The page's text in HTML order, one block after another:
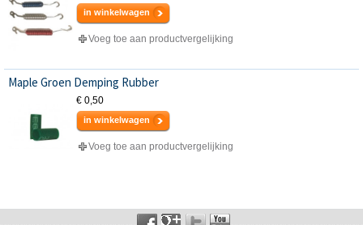
in winkelwagen
Voeg toe aan productvergelijking
Maple Groen Demping Rubber
€ 0,50
in winkelwagen
Voeg toe aan productvergelijking